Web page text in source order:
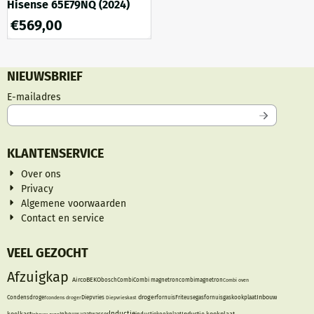
Hisense 65E79NQ (2024)
€569,00
NIEUWSBRIEF
E-mailadres
KLANTENSERVICE
Over ons
Privacy
Algemene voorwaarden
Contact en service
VEEL GEZOCHT
Afzuigkap AircoBEKOboschCombiCombi magnetroncombimagnetronCombi oven
Condensdrogercondens drogerDiepvries Diepvrieskast drogerfornuisFriteusegasfornuisgaskookplaatInbouw